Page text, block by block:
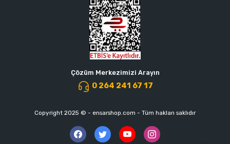
Çözüm Merkezimizi Arayın
0 264 241 67 17
Copyright 2025 © - ensarshop.com - Tüm hakları saklıdır